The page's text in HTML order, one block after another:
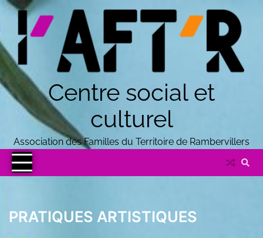
Centre social et
culturel
Association des Familles du Territoire de Rambervillers
PRATIQUES ARTISTIQUES